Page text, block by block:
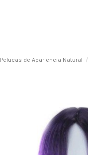
Pelucas de Apariencia Natural